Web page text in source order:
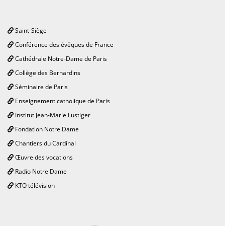
Saint-Siège
Conférence des évêques de France
Cathédrale Notre-Dame de Paris
Collège des Bernardins
Séminaire de Paris
Enseignement catholique de Paris
Institut Jean-Marie Lustiger
Fondation Notre Dame
Chantiers du Cardinal
Œuvre des vocations
Radio Notre Dame
KTO télévision